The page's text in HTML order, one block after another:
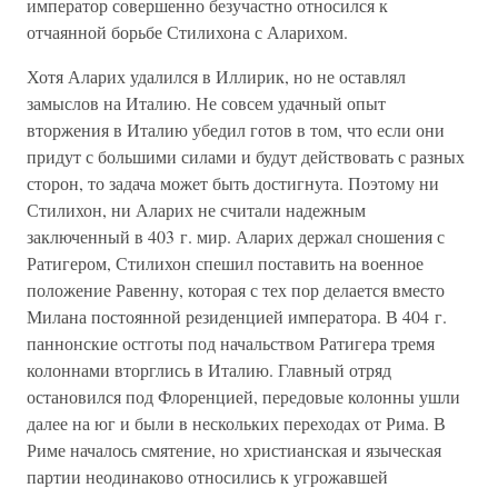
император совершенно безучастно относился к
отчаянной борьбе Стилихона с Аларихом.
Хотя Аларих удалился в Иллирик, но не оставлял
замыслов на Италию. Не совсем удачный опыт
вторжения в Италию убедил готов в том, что если они
придут с большими силами и будут действовать с разных
сторон, то задача может быть достигнута. Поэтому ни
Стилихон, ни Аларих не считали надежным
заключенный в 403 г. мир. Аларих держал сношения с
Ратигером, Стилихон спешил поставить на военное
положение Равенну, которая с тех пор делается вместо
Милана постоянной резиденцией императора. В 404 г.
паннонские остготы под начальством Ратигера тремя
колоннами вторглись в Италию. Главный отряд
остановился под Флоренцией, передовые колонны ушли
далее на юг и были в нескольких переходах от Рима. В
Риме началось смятение, но христианская и языческая
партии неодинаково относились к угрожавшей